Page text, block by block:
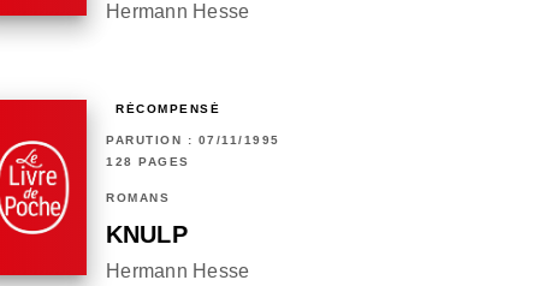
Hermann Hesse
RÉCOMPENSÉ
PARUTION : 07/11/1995
128 PAGES
ROMANS
KNULP
Hermann Hesse